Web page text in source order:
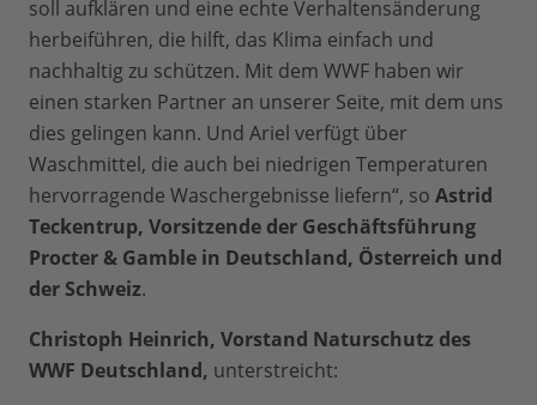
soll aufklären und eine echte Verhaltensänderung
herbeiführen, die hilft, das Klima einfach und
nachhaltig zu schützen. Mit dem WWF haben wir
einen starken Partner an unserer Seite, mit dem uns
dies gelingen kann. Und Ariel verfügt über
Waschmittel, die auch bei niedrigen Temperaturen
hervorragende Waschergebnisse liefern“, so Astrid
Teckentrup, Vorsitzende der Geschäftsführung
Procter & Gamble in Deutschland, Österreich und
der Schweiz.
Christoph Heinrich, Vorstand Naturschutz des
WWF Deutschland, unterstreicht: